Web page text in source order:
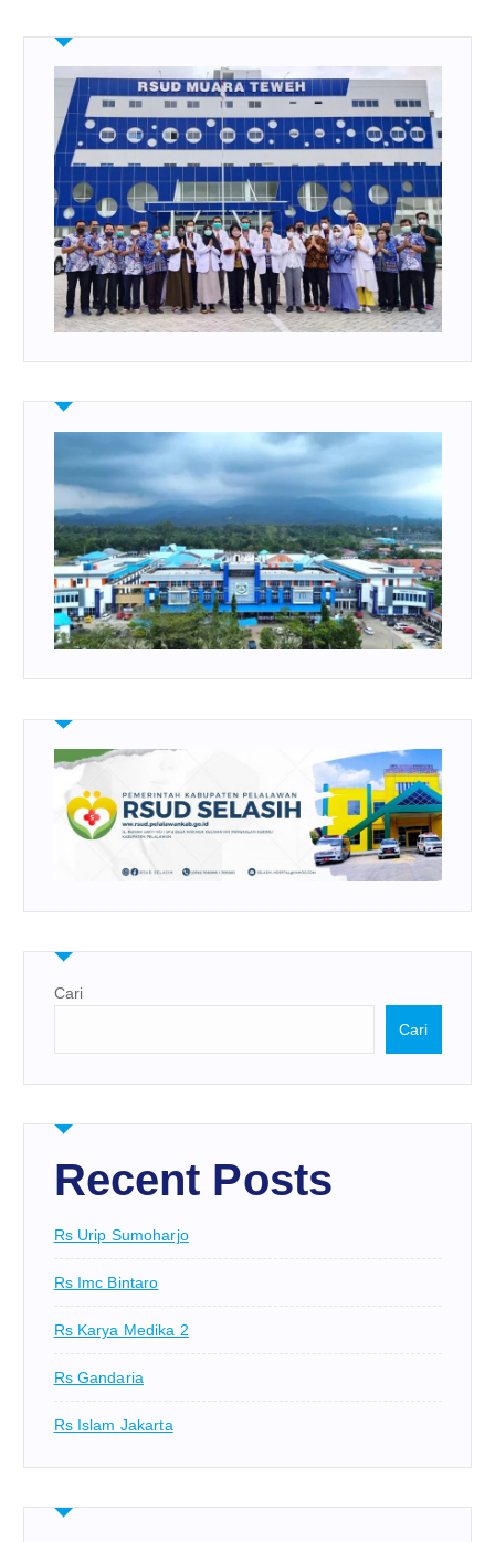
Cari
Cari
Recent Posts
Rs Urip Sumoharjo
Rs Imc Bintaro
Rs Karya Medika 2
Rs Gandaria
Rs Islam Jakarta